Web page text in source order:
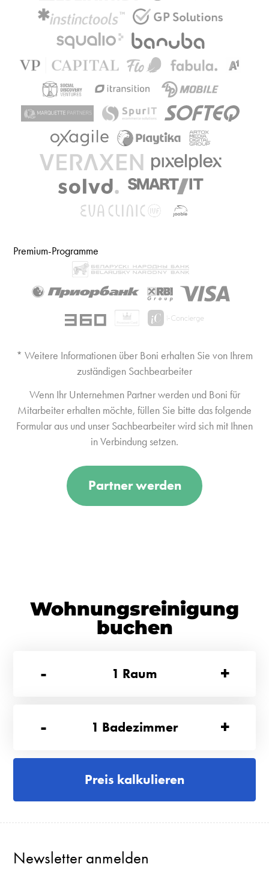
Premium-Programme
* Weitere Informationen über Boni erhalten Sie von Ihrem
zuständigen Sachbearbeiter
Wenn Ihr Unternehmen Partner werden und Boni für
Mitarbeiter erhalten möchte, füllen Sie bitte das folgende
Formular aus und unser Sachbearbeiter wird sich mit Ihnen
in Verbindung setzen.
Partner werden
Wohnungsreinigung
buchen
-
1 Raum +
- 1 Badezimmer +
Preis kalkulieren
Newsletter anmelden